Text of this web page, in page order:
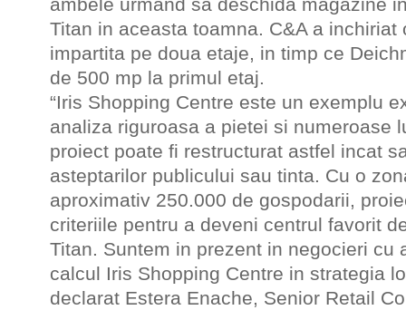
Titan in aceasta toamna. C&A a
impartita pe doua etaje, in timp ce
de 500 mp la primul etaj.
“Iris Shopping Centre este un exemplu
analiza riguroasa a pietei si numeroase
proiect poate fi restructurat astfel incat
asteptarilor publicului sau tinta. Cu o
aproximativ 250.000 de gospodarii,
criteriile pentru a deveni centrul favorit
Titan. Suntem in prezent in negocieri cu
calcul Iris Shopping Centre in strategia
declarat Estera Enache, Senior Retail